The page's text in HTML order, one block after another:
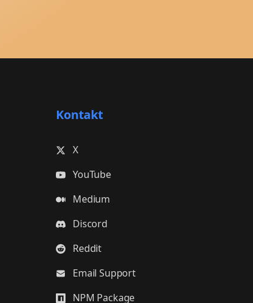
Kontakt
X
YouTube
Medium
Discord
Reddit
Email Support
NPM Package